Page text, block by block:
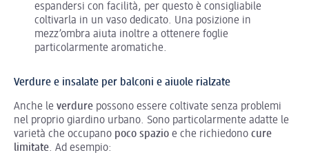
espandersi con facilità, per questo è consigliabile
coltivarla in un vaso dedicato. Una posizione in
mezz’ombra aiuta inoltre a ottenere foglie
particolarmente aromatiche.
Verdure e insalate per balconi e aiuole rialzate
Anche le verdure possono essere coltivate senza problemi
nel proprio giardino urbano. Sono particolarmente adatte le
varietà che occupano poco spazio e che richiedono cure
limitate. Ad esempio: